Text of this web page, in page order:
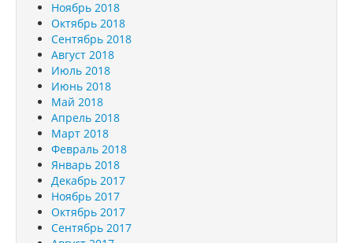
Ноябрь 2018
Октябрь 2018
Сентябрь 2018
Август 2018
Июль 2018
Июнь 2018
Май 2018
Апрель 2018
Март 2018
Февраль 2018
Январь 2018
Декабрь 2017
Ноябрь 2017
Октябрь 2017
Сентябрь 2017